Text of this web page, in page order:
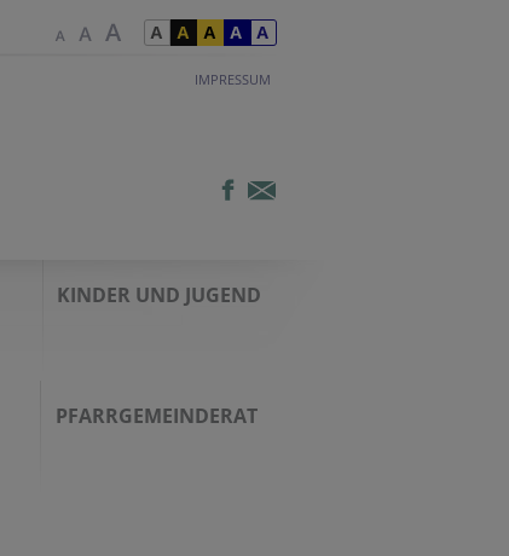
IMPRESSUM
KINDER UND JUGEND
PFARRGEMEINDERAT